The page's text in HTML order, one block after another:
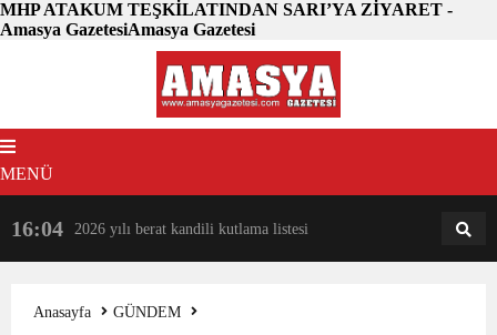
MHP ATAKUM TEŞKİLATINDAN SARI’YA ZİYARET -
Amasya GazetesiAmasya Gazetesi
MENÜ
16:04 2026 yılı berat kandili kutlama listesi 18:31
Anasayfa
GÜNDEM